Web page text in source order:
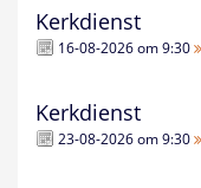
Kerkdienst
16-08-2026 om 9:30
Kerkdienst
23-08-2026 om 9:30